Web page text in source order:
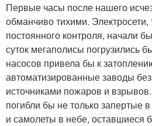
Первые часы после нашего
обманчиво тихими.
постоянного контроля, начали
суток мегаполисы погрузились
насосов привела бы к
автоматизированные заводы
источниками пожаров и
погибли бы не только запертые
и самолеты в небе, оставшиеся